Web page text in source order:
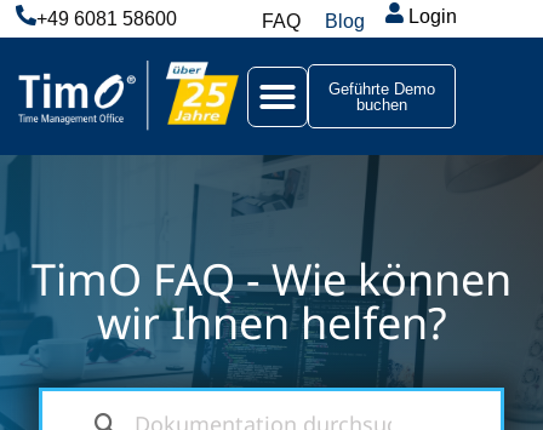
+49 6081 58600 FAQ Blog Login
Geführte Demo
buchen
TimO FAQ - Wie können
wir Ihnen helfen?